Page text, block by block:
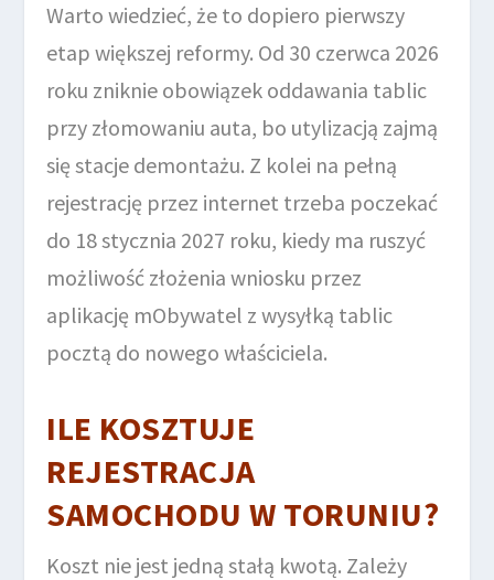
Warto wiedzieć, że to dopiero pierwszy
etap większej reformy. Od 30 czerwca 2026
roku zniknie obowiązek oddawania tablic
przy złomowaniu auta, bo utylizacją zajmą
się stacje demontażu. Z kolei na pełną
rejestrację przez internet trzeba poczekać
do 18 stycznia 2027 roku, kiedy ma ruszyć
możliwość złożenia wniosku przez
aplikację mObywatel z wysyłką tablic
pocztą do nowego właściciela.
ILE KOSZTUJE
REJESTRACJA
SAMOCHODU W TORUNIU?
Koszt nie jest jedną stałą kwotą. Zależy